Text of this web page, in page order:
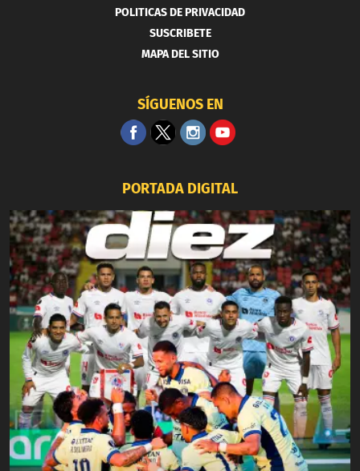
POLITICAS DE PRIVACIDAD
SUSCRIBETE
MAPA DEL SITIO
SÍGUENOS EN
PORTADA DIGITAL